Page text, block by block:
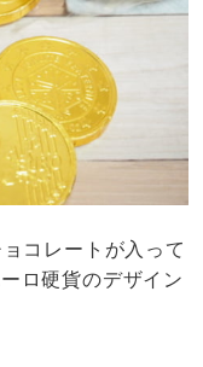
コレートが入って
ロ硬貨のデザイン